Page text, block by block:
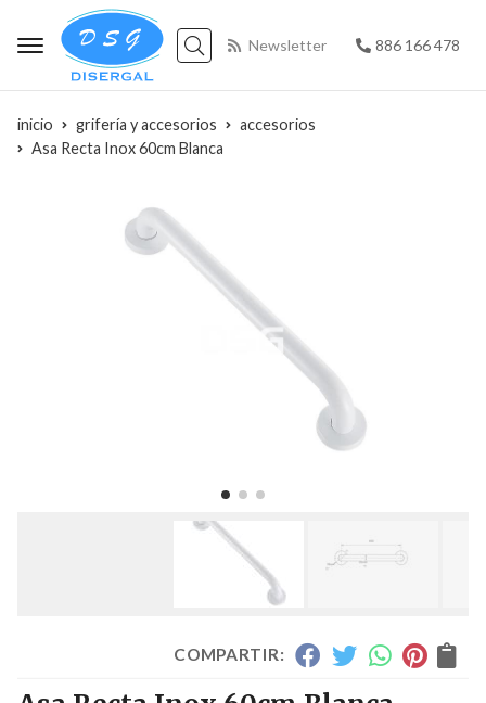
Buscar
Newsletter 886 166 478
inicio grifería y accesorios
accesorios
Asa Recta Inox 60cm Blanca
COMPARTIR: